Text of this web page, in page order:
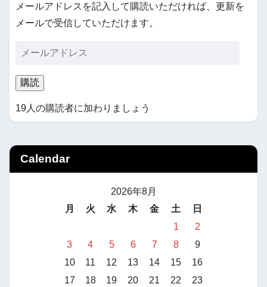
メールアドレスを記入して購読いただければ、更新を
メールで受信していただけます。
購読
19人の購読者に加わりましょう
Calendar
2026年8月
月
火 水 木 金 土
日
1
2
3
4 5 6 7 8
9
10
11 12 13 14 15
16
17
18 19 20 21 22
23